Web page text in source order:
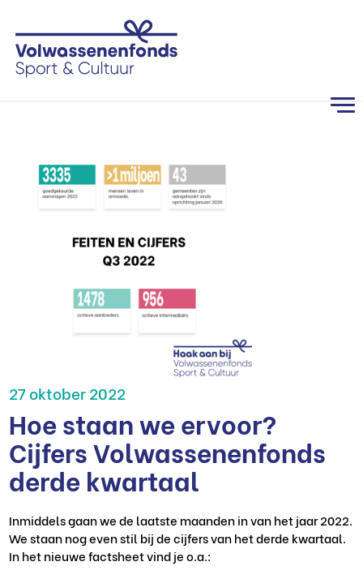
27 oktober 2022
Hoe staan we ervoor?
Cijfers Volwassenenfonds
derde kwartaal
Inmiddels gaan we de laatste maanden in van het jaar 2022.
We staan nog even stil bij de cijfers van het derde kwartaal.
In het nieuwe factsheet vind je o.a.: